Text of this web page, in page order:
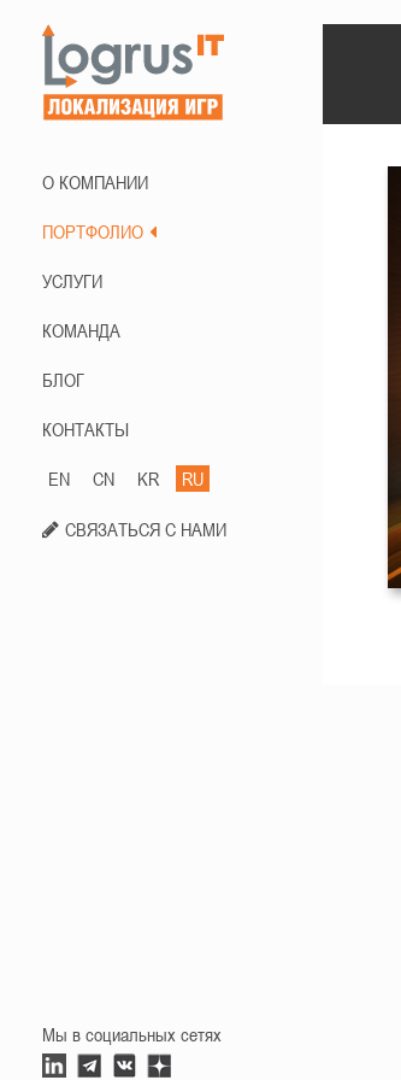
О КОМПАНИИ
ПОРТФОЛИО
УСЛУГИ
КОМАНДА
БЛОГ
КОНТАКТЫ
EN CN KR RU
СВЯЗАТЬСЯ С НАМИ
Мы в социальных сетях